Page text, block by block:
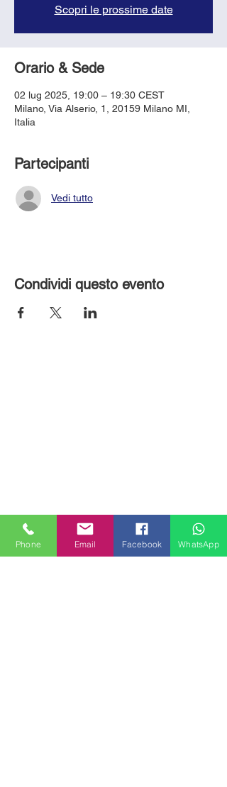
Scopri le prossime date
Orario & Sede
02 lug 2025, 19:00 – 19:30 CEST
Milano, Via Alserio, 1, 20159 Milano MI,
Italia
Partecipanti
Vedi tutto
Condividi questo evento
MILANHOUSES
Phone Email Facebook WhatsApp